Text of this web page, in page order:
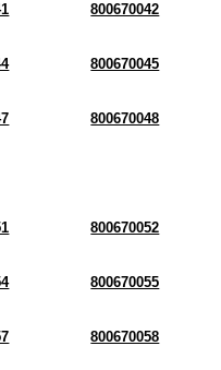
800670042
800670045
800670048
800670052
800670055
800670058